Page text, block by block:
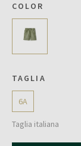
COLOR
TAGLIA
6A
Taglia italiana